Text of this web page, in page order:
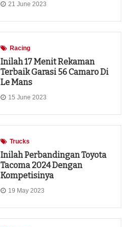
21 June 2023
Racing
Inilah 17 Menit Rekaman
Terbaik Garasi 56 Camaro Di
Le Mans
15 June 2023
Trucks
Inilah Perbandingan Toyota
Tacoma 2024 Dengan
Kompetisinya
19 May 2023